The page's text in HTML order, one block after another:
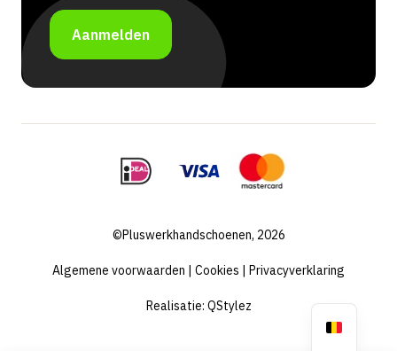
Aanmelden
©Pluswerkhandschoenen, 2026
Algemene voorwaarden | Cookies | Privacyverklaring
Realisatie: QStylez